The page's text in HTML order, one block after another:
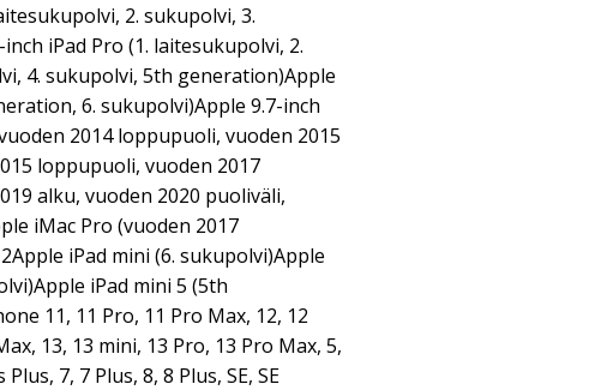
2. sukupolvi, 3.
iPad Pro (1. laitesukupolvi, 2.
4. sukupolvi, 5th generation)Apple
6. sukupolvi)Apple 9.7-inch
2014 loppupuoli, vuoden 2015
loppupuoli, vuoden 2017
alku, vuoden 2020 puoliväli,
iMac Pro (vuoden 2017
iPad mini (6. sukupolvi)Apple
iPad mini 5 (5th
11, 11 Pro, 11 Pro Max, 12, 12
13, 13 mini, 13 Pro, 13 Pro Max, 5,
Plus, 7, 7 Plus, 8, 8 Plus, SE, SE